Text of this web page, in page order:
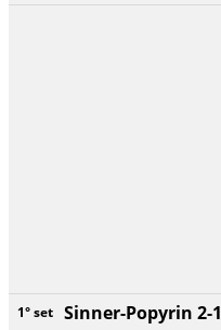
1° set Sinner-Popyrin 2-1